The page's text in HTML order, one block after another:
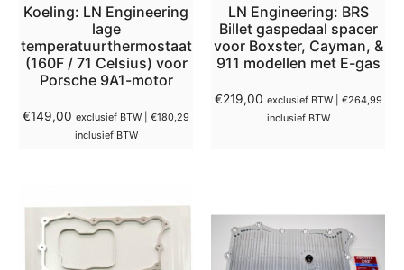
Koeling: LN Engineering
lage
temperatuurthermostaat
(160F / 71 Celsius) voor
Porsche 9A1-motor
€149,00 exclusief BTW | €180,29
inclusief BTW
LN Engineering: BRS
Billet gaspedaal spacer
voor Boxster, Cayman, &
911 modellen met E-gas
€219,00 exclusief BTW | €264,99
inclusief BTW